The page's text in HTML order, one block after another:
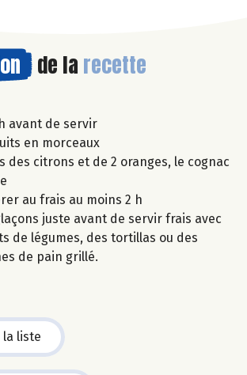
de la recette
avant de servir
en morceaux
des citrons et de 2 oranges, le cognac
au frais au moins 2 h
juste avant de servir frais avec
de légumes, des tortillas ou des
de pain grillé.
la liste